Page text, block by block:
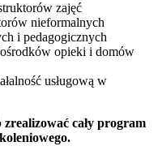
zajęć
nieformalnych
i pedagogicznych
opieki i domów
usługową w
cały program